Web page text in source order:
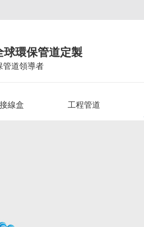
球環保管道定製
管道領導者
線盒 工程管道